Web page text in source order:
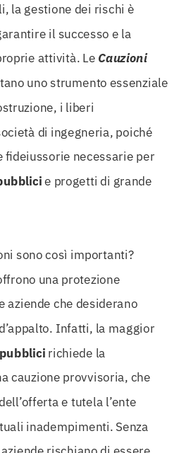
la gestione dei rischi è
il successo e la
attività. Le Cauzioni
uno strumento essenziale
i liberi
di ingegneria, poiché
fideiussorie necessarie per
e progetti di grande
sono così importanti?
una protezione
aziende che desiderano
Infatti, la maggior
richiede la
cauzione provvisoria, che
e tutela l’ente
inadempimenti. Senza